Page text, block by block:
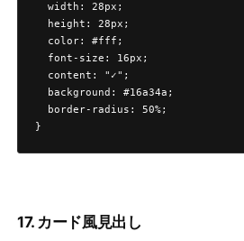
  width: 28px;
  height: 28px;
  color: #fff;
  font-size: 16px;
  content: "✓";
  background: #16a34a;
  border-radius: 50%;
}
17. カード風見出し